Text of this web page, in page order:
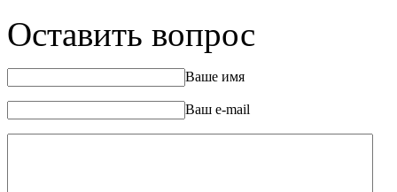
Оставить вопрос
Ваше имя
Ваш e-mail